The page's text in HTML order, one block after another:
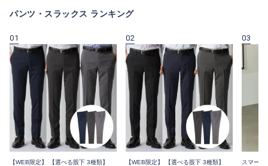
パンツ・スラックス ランキング
01
【WEB限定】 【選べる股下 3種類】
02
【WEB限定】 【選べる股下 3種類】
03
スマート